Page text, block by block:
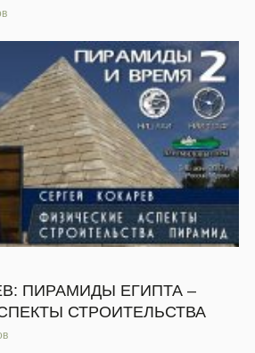
ПИРАМИДЫ ЕГИПТА –
СТРОИТЕЛЬСТВА